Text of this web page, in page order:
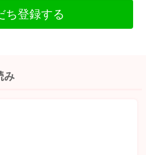
ち登録する
み